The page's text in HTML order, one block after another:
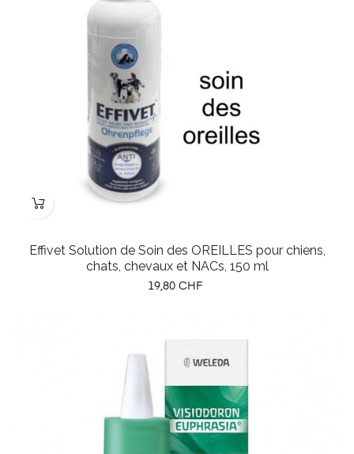
Effivet Solution de Soin des OREILLES pour chiens,
chats, chevaux et NACs, 150 ml
Prix
19,80 CHF